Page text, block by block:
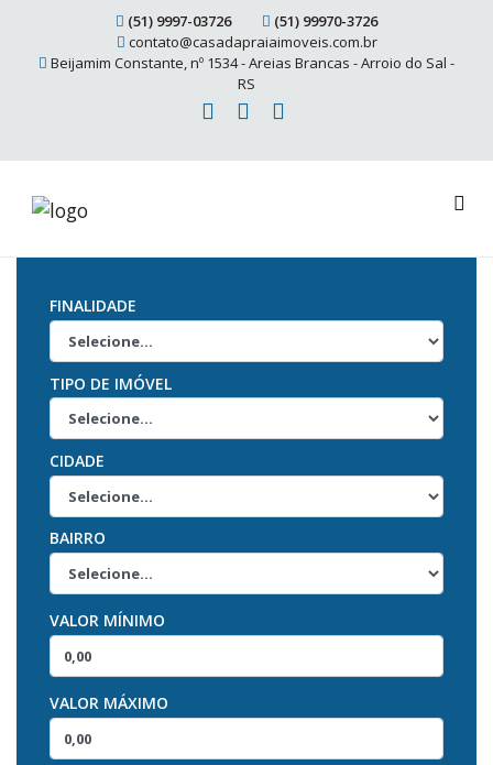
(51) 9997-03726
(51) 99970-3726
contato@casadapraiaimoveis.com.br
Beijamim Constante, nº 1534 - Areias Brancas - Arroio do Sal -
RS
FINALIDADE
TIPO DE IMÓVEL
CIDADE
BAIRRO
VALOR MÍNIMO
VALOR MÁXIMO